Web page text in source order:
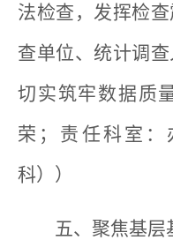
法检查，发挥检
查单位、统计调查
切实筑牢数据质
荣；责任科室
科））
五、聚焦基层